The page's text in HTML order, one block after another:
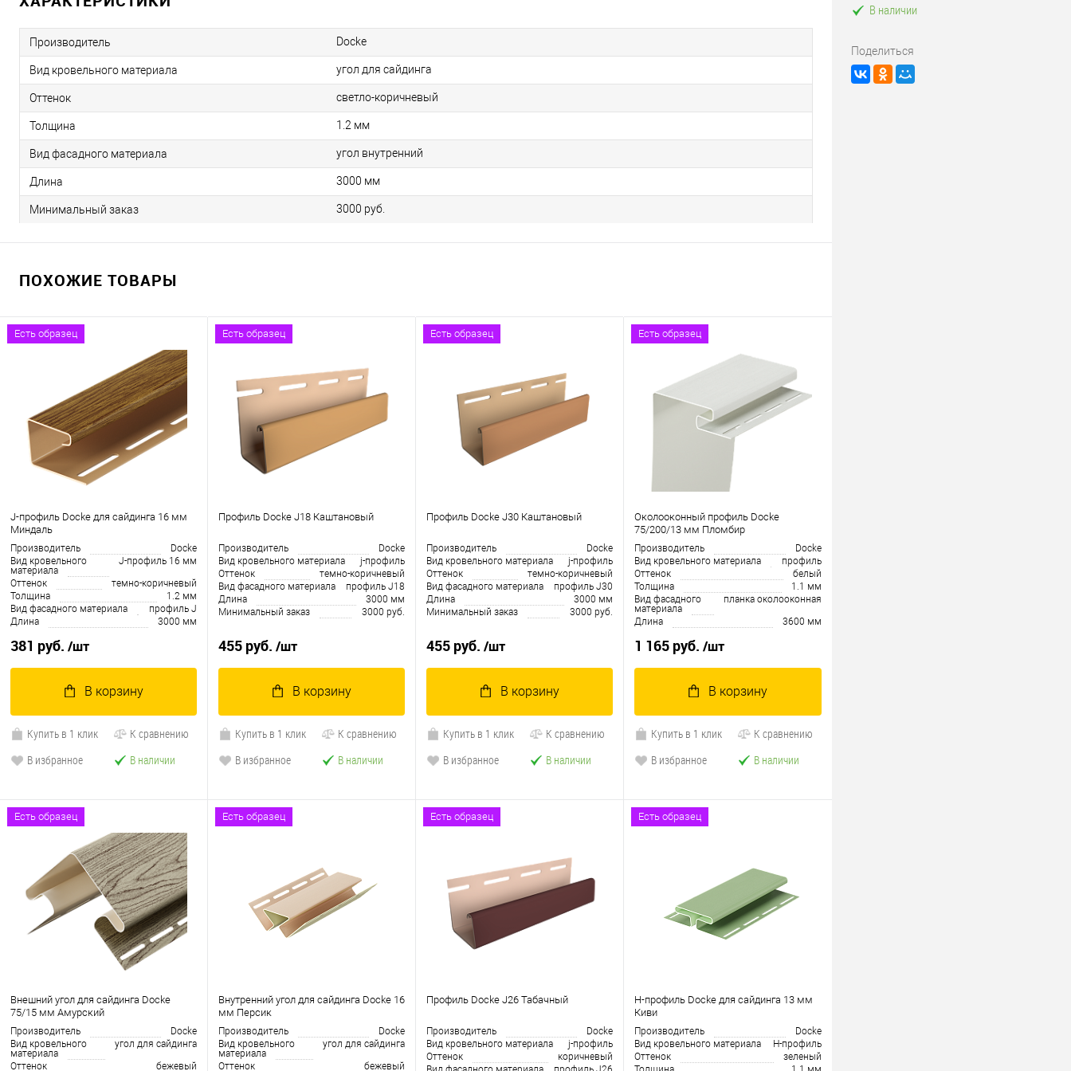
Производитель Docke
Вид кровельного материала угол для сайдинга
Оттенок светло-коричневый
Толщина 1.2 мм
Вид фасадного материала угол внутренний
Длина 3000 мм
Минимальный заказ 3000 руб.
ПОХОЖИЕ ТОВАРЫ
Есть образец
J-профиль Docke для сайдинга 16 мм
Миндаль
Производитель
Docke
Вид кровельного
материала
J-профиль 16 мм
Оттенок
темно-коричневый
Толщина
1.2 мм
Вид фасадного материала
профиль J
Длина
3000 мм
381 руб. /шт
В корзину
Купить в 1 клик
К сравнению
В избранное
В наличии
Есть образец
Профиль Docke J18 Каштановый
Производитель
Docke
Вид кровельного материала
j-профиль
Оттенок
темно-коричневый
Вид фасадного материала
профиль J18
Длина
3000 мм
Минимальный заказ
3000 руб.
455 руб. /шт
В корзину
Купить в 1 клик
К сравнению
В избранное
В наличии
Есть образец
Профиль Docke J30 Каштановый
Производитель
Docke
Вид кровельного материала
j-профиль
Оттенок
темно-коричневый
Вид фасадного материала
профиль J30
Длина
3000 мм
Минимальный заказ
3000 руб.
455 руб. /шт
В корзину
Купить в 1 клик
К сравнению
В избранное
В наличии
Есть образец
Околооконный профиль Docke
75/200/13 мм Пломбир
Производитель
Docke
Вид кровельного материала
профиль
Оттенок
белый
Толщина
1.1 мм
Вид фасадного
материала
планка околооконная
Длина
3600 мм
1 165 руб. /шт
В корзину
Купить в 1 клик
К сравнению
В избранное
В наличии
Есть образец
Внешний угол для сайдинга Docke
75/15 мм Амурский
Производитель
Docke
Вид кровельного
материала
угол для сайдинга
Оттенок
бежевый
Есть образец
Внутренний угол для сайдинга Docke 16
мм Персик
Производитель
Docke
Вид кровельного
материала
угол для сайдинга
Оттенок
бежевый
Есть образец
Профиль Docke J26 Табачный
Производитель
Docke
Вид кровельного материала
j-профиль
Оттенок
коричневый
Есть образец
H-профиль Docke для сайдинга 13 мм
Киви
Производитель
Docke
Вид кровельного материала
H-профиль
Оттенок
зеленый
В наличии
Поделиться